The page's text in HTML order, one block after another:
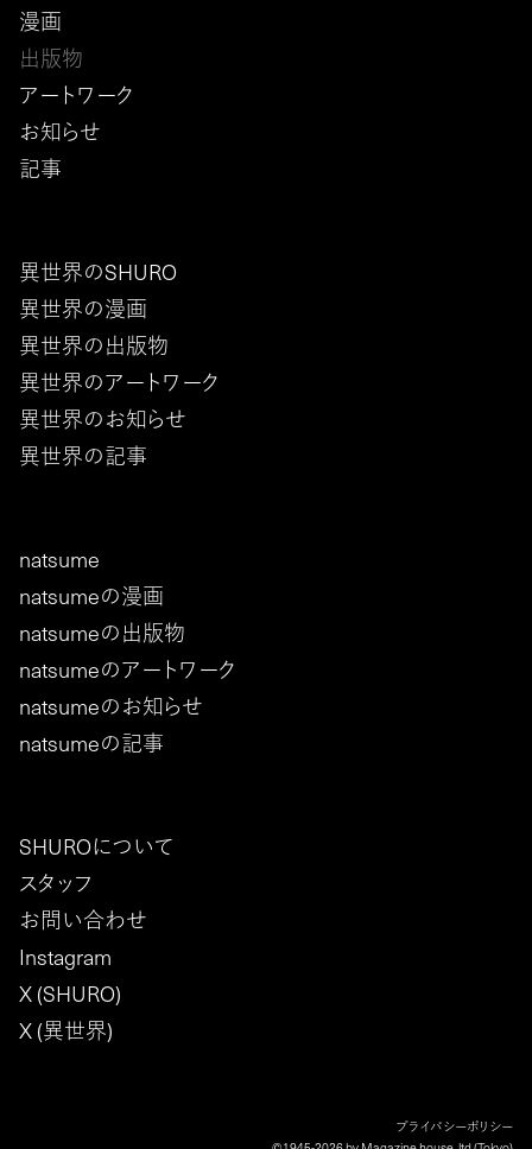
漫画
出版物
アートワーク
お知らせ
記事
異世界のSHURO
異世界の漫画
異世界の出版物
異世界のアートワーク
異世界のお知らせ
異世界の記事
natsume
natsumeの漫画
natsumeの出版物
natsumeのアートワーク
natsumeのお知らせ
natsumeの記事
SHUROについて
スタッフ
お問い合わせ
Instagram
X (SHURO)
X (異世界)
プライバシーポリシー